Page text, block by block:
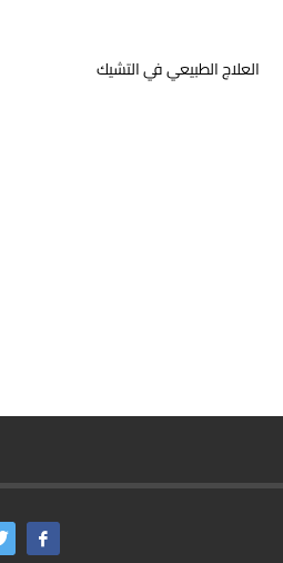
العلاج الطبيعي في التشيك